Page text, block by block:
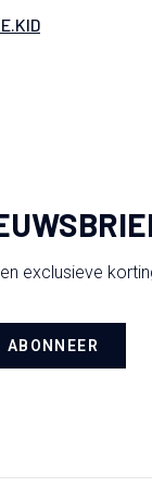
exclusieve
ABONNEER